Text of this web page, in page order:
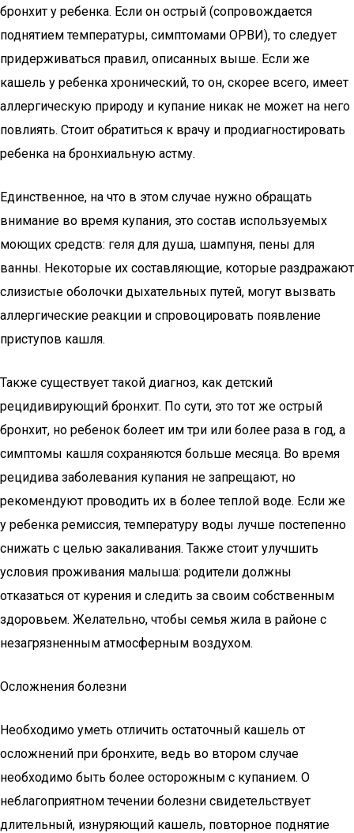
бронхит у ребенка. Если он острый (сопровождается
поднятием температуры, симптомами ОРВИ), то следует
придерживаться правил, описанных выше. Если же
кашель у ребенка хронический, то он, скорее всего, имеет
аллергическую природу и купание никак не может на него
повлиять. Стоит обратиться к врачу и продиагностировать
ребенка на бронхиальную астму.
Единственное, на что в этом случае нужно обращать
внимание во время купания, это состав используемых
моющих средств: геля для душа, шампуня, пены для
ванны. Некоторые их составляющие, которые раздражают
слизистые оболочки дыхательных путей, могут вызвать
аллергические реакции и спровоцировать появление
приступов кашля.
Также существует такой диагноз, как детский
рецидивирующий бронхит. По сути, это тот же острый
бронхит, но ребенок болеет им три или более раза в год, а
симптомы кашля сохраняются больше месяца. Во время
рецидива заболевания купания не запрещают, но
рекомендуют проводить их в более теплой воде. Если же
у ребенка ремиссия, температуру воды лучше постепенно
снижать с целью закаливания. Также стоит улучшить
условия проживания малыша: родители должны
отказаться от курения и следить за своим собственным
здоровьем. Желательно, чтобы семья жила в районе с
незагрязненным атмосферным воздухом.
Осложнения болезни
Необходимо уметь отличить остаточный кашель от
осложнений при бронхите, ведь во втором случае
необходимо быть более осторожным с купанием. О
неблагоприятном течении болезни свидетельствует
длительный, изнуряющий кашель, повторное поднятие